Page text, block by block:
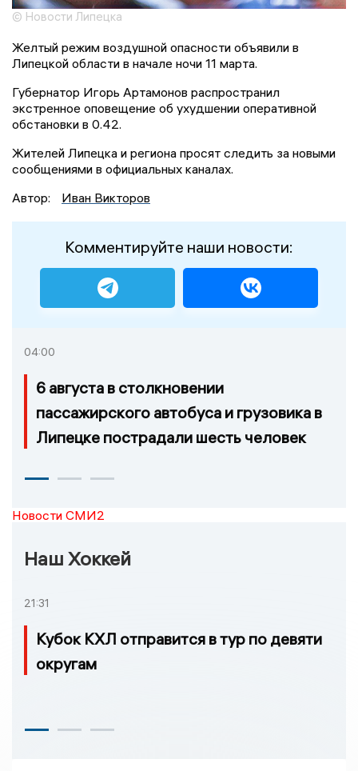
© Новости Липецка
Желтый режим воздушной опасности объявили в
Липецкой области в начале ночи 11 марта.
Губернатор Игорь Артамонов распространил
экстренное оповещение об ухудшении оперативной
обстановки в 0.42.
Жителей Липецка и региона просят следить за новыми
сообщениями в официальных каналах.
Автор:
Иван Викторов
Комментируйте наши новости:
04:00
6 августа в столкновении
пассажирского автобуса и грузовика в
Липецке пострадали шесть человек
Новости СМИ2
Наш Хоккей
21:31
Кубок КХЛ отправится в тур по девяти
округам